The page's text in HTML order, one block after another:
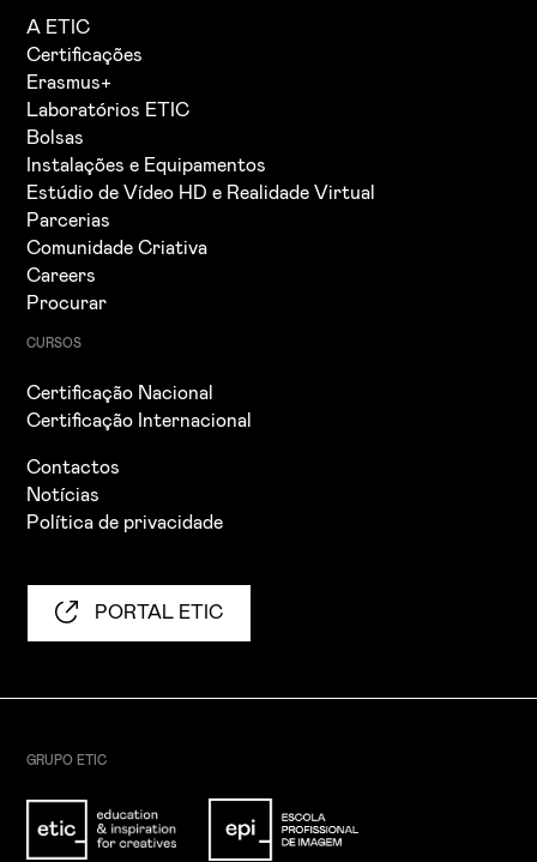
A ETIC
Certificações
Erasmus+
Laboratórios ETIC
Bolsas
Instalações e Equipamentos
Estúdio de Vídeo HD e Realidade Virtual
Parcerias
Comunidade Criativa
Careers
Procurar
CURSOS
Certificação Nacional
Certificação Internacional
Contactos
Notícias
Política de privacidade
PORTAL ETIC
GRUPO ETIC